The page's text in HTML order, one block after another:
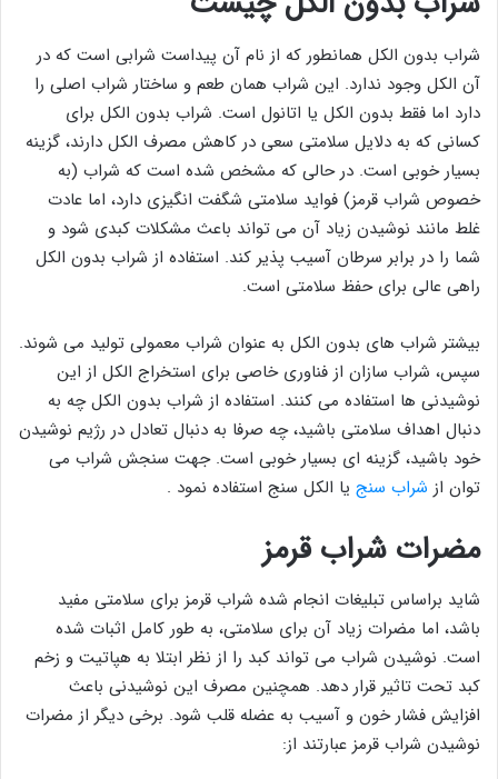
شراب بدون الکل همانطور که از نام آن پیداست شرابی است که در
آن الکل وجود ندارد. این شراب همان طعم و ساختار شراب اصلی را
دارد اما فقط بدون الکل یا اتانول است. شراب بدون الکل برای
کسانی که به دلایل سلامتی سعی در کاهش مصرف الکل دارند، گزینه
بسیار خوبی است. در حالی که مشخص شده است که شراب (به
خصوص شراب قرمز) فواید سلامتی شگفت انگیزی دارد، اما عادت
غلط مانند نوشیدن زیاد آن می تواند باعث مشکلات کبدی شود و
شما را در برابر سرطان آسیب پذیر کند. استفاده از شراب بدون الکل
راهی عالی برای حفظ سلامتی است.
بیشتر شراب های بدون الکل به عنوان شراب معمولی تولید می شوند.
سپس، شراب ‌سازان از فناوری خاصی برای استخراج الکل از این
نوشیدنی ها استفاده می‌ کنند. استفاده از شراب بدون الکل چه به
دنبال اهداف سلامتی باشید، چه صرفا به دنبال تعادل در رژیم نوشیدن
خود باشید، گزینه ای بسیار خوبی است. جهت سنجش شراب می
توان از شراب سنج یا الکل سنج استفاده نمود .
مضرات شراب قرمز
شاید براساس تبلیغات انجام شده شراب قرمز برای سلامتی مفید
باشد، اما مضرات زیاد آن برای سلامتی، به طور کامل اثبات شده
است. نوشیدن شراب می تواند کبد را از نظر ابتلا به هپاتیت و زخم
کبد تحت تاثیر قرار دهد. همچنین مصرف این نوشیدنی باعث
افزایش فشار خون و آسیب به عضله قلب شود. برخی دیگر از مضرات
نوشیدن شراب قرمز عبارتند از: